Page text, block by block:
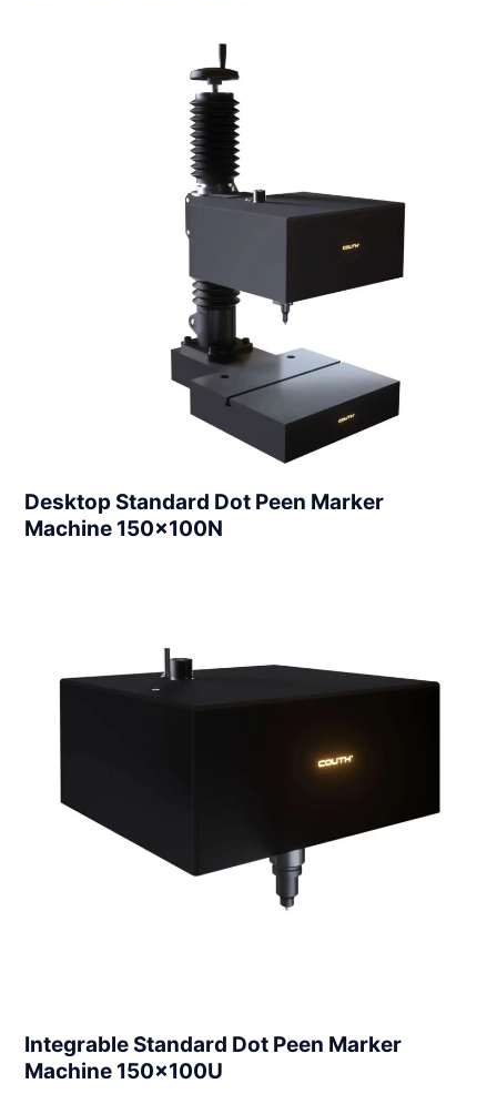
Desktop Standard Dot Peen Marker
Machine 150x100N
Integrable Standard Dot Peen Marker
Machine 150x100U